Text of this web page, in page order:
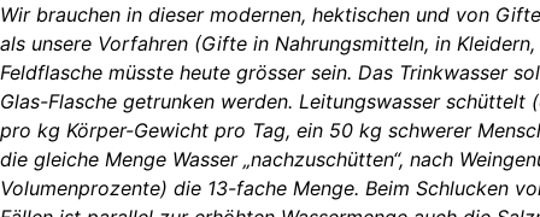
Wir brauchen in dieser modernen, hektischen und von
als unsere Vorfahren (Gifte in Nahrungsmitteln, in
Feldflasche müsste heute grösser sein. Das Trinkwasser
Glas-Flasche getrunken werden. Leitungswasser
pro kg Körper-Gewicht pro Tag, ein 50 kg schwerer
die gleiche Menge Wasser „nachzuschütten“, nach
Volumenprozente) die 13-fache Menge. Beim Schlucken